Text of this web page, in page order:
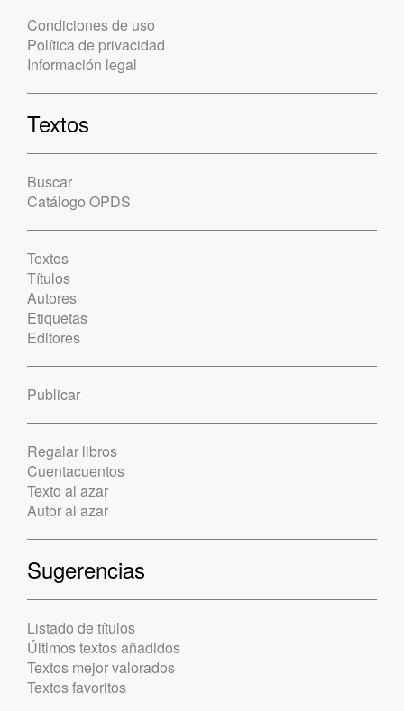
Condiciones de uso
Política de privacidad
Información legal
Textos
Buscar
Catálogo OPDS
Textos
Títulos
Autores
Etiquetas
Editores
Publicar
Regalar libros
Cuentacuentos
Texto al azar
Autor al azar
Sugerencias
Listado de títulos
Últimos textos añadidos
Textos mejor valorados
Textos favoritos